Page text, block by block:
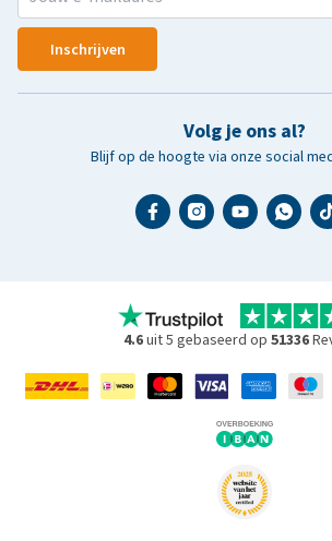
Inschrijven
Volg je ons al?
Blijf op de hoogte via onze social
4.6uit 5 gebaseerd op 51336